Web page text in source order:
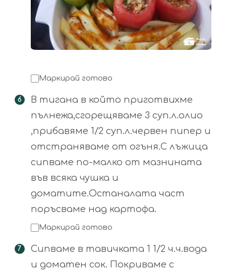
Маркирай готово
В тигана в който приготвихме
пълнежа,сгорещяваме 3 суп.л.олио
,прибавяме 1/2 суп.л.червен пипер и
отстраняваме от огъня.С лъжица
сипваме по-малко от мазнината
във всяка чушка и
доматите.Останалата част
поръсваме над картофа.
Маркирай готово
Сипваме в тавичката 1 1/2 ч.ч.вода
и доматен сок. Покриваме с